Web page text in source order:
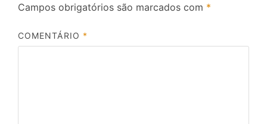
Campos obrigatórios são marcados com *
COMENTÁRIO *